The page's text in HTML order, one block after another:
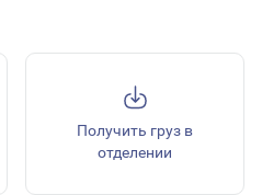
Получить груз в
отделении